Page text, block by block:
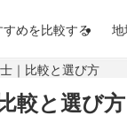
めを比較する
｜比較と選び方
較と選び方